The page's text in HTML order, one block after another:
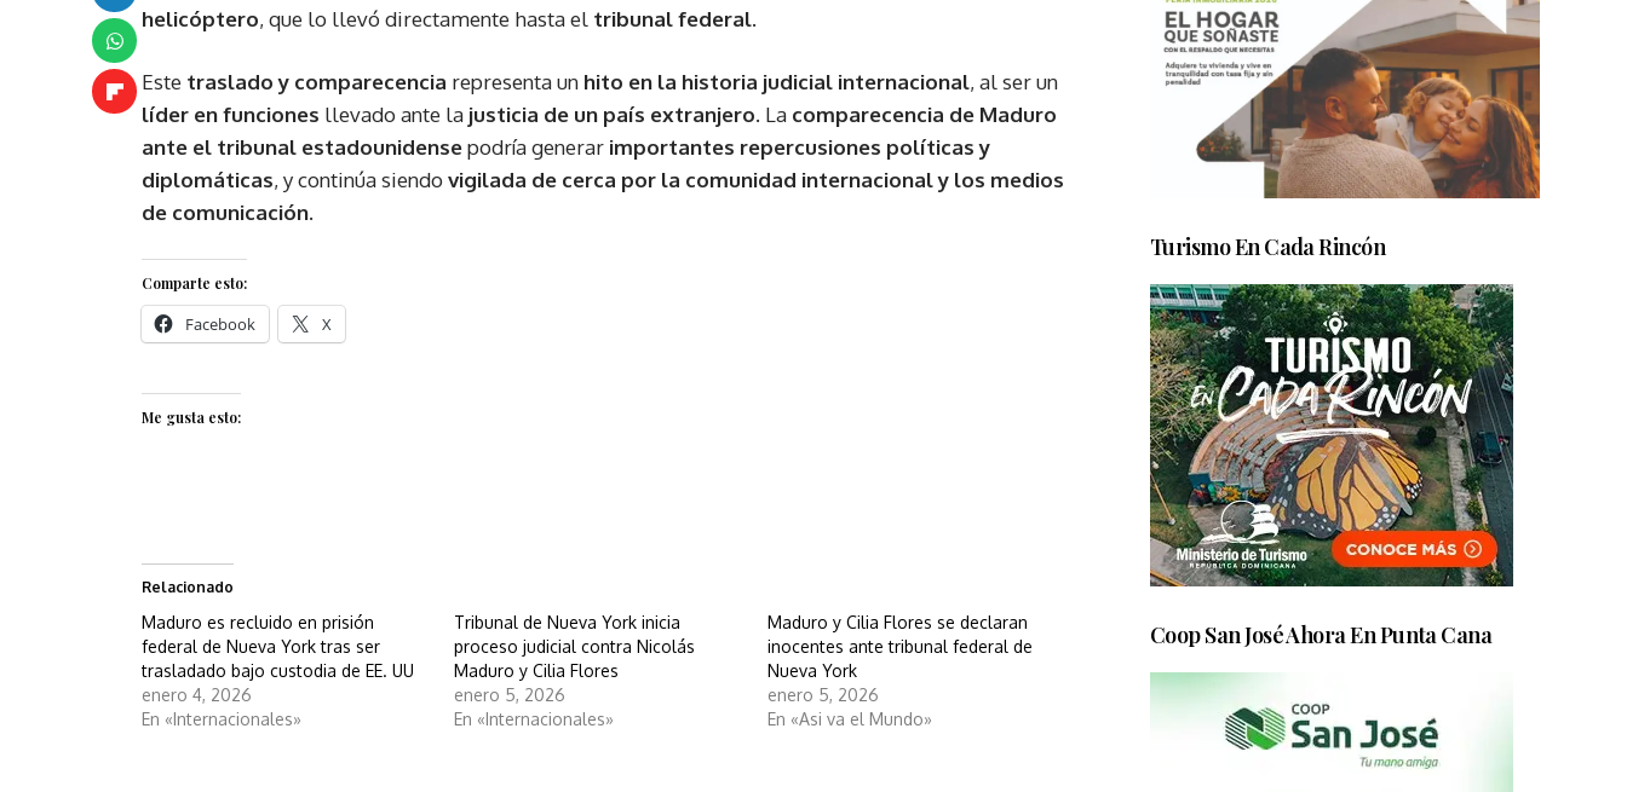
helicóptero, que lo llevó directamente hasta el tribunal federal.
Este traslado y comparecencia representa un hito en la historia judicial internacional, al ser un
líder en funciones llevado ante la justicia de un país extranjero. La comparecencia de Maduro
ante el tribunal estadounidensepodría generar importantes repercusiones políticas y
diplomáticas, y continúa siendo vigilada de cerca por la comunidad internacional y los medios
de comunicación.
Comparte esto:
Facebook X
Me gusta esto:
Relacionado
Maduro es recluido en prisión
federal de Nueva York tras ser
trasladado bajo custodia de EE. UU
enero 4, 2026
En «Internacionales»
Tribunal de Nueva York inicia
proceso judicial contra Nicolás
Maduro y Cilia Flores
enero 5, 2026
En «Internacionales»
Maduro y Cilia Flores se declaran
inocentes ante tribunal federal de
Nueva York
enero 5, 2026
En «Asi va el Mundo»
Turismo En Cada Rincón
Coop San José Ahora En Punta Cana